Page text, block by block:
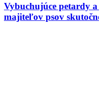
Vybuchujúce petardy
majiteľov psov